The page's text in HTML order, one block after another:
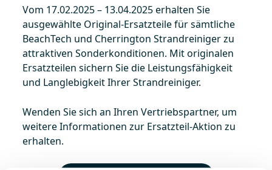
Vom 17.02.2025 – 13.04.2025 erhalten Sie
ausgewählte Original-Ersatzteile für sämtliche
BeachTech und Cherrington Strandreiniger zu
attraktiven Sonderkonditionen. Mit originalen
Ersatzteilen sichern Sie die Leistungsfähigkeit
und Langlebigkeit Ihrer Strandreiniger.
Wenden Sie sich an Ihren Vertriebspartner, um
weitere Informationen zur Ersatzteil-Aktion zu
erhalten.